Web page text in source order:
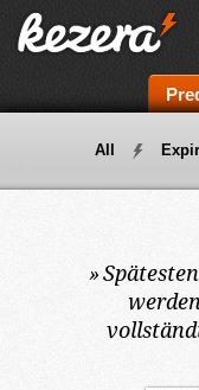
All
»